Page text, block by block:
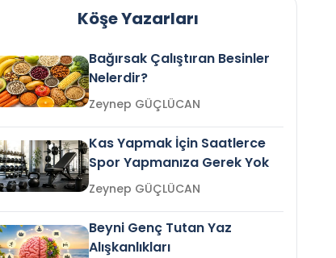
Köşe Yazarları
Bağırsak Çalıştıran Besinler
Nelerdir?
Zeynep GÜÇLÜCAN
Kas Yapmak İçin Saatlerce
Spor Yapmanıza Gerek Yok
Zeynep GÜÇLÜCAN
Beyni Genç Tutan Yaz
Alışkanlıkları